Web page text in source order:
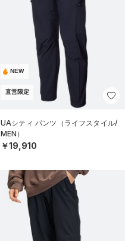
NEW
直営限定
UAシティ パンツ（ライフスタイル/
MEN）
￥19,910